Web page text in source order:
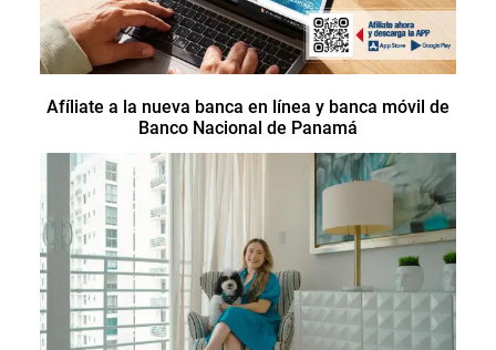
Afíliate a la nueva banca en línea y banca móvil de
Banco Nacional de Panamá